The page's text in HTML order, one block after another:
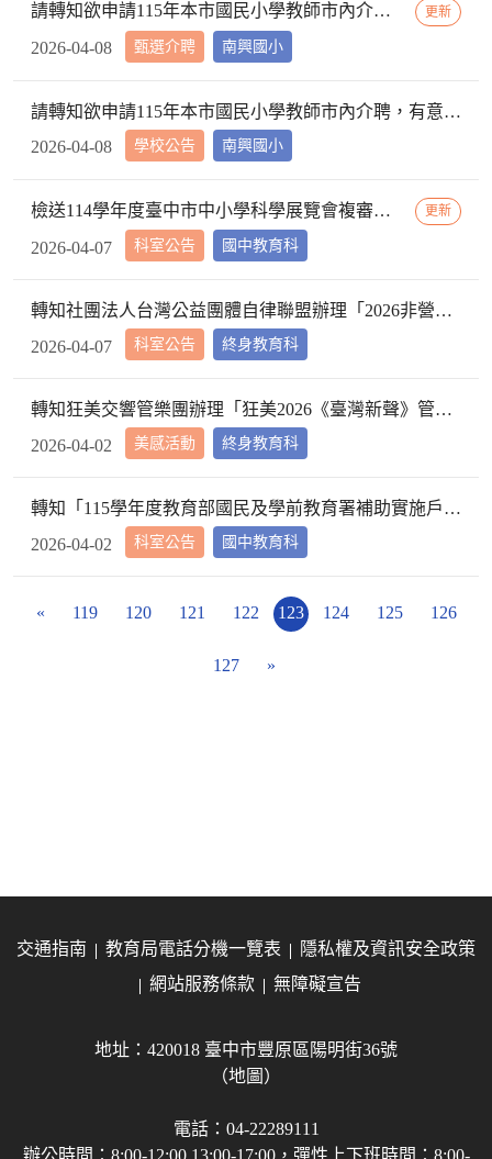
甄選介聘
請轉知欲申請115年本市國民小學教師市內介聘，有意願至北屯區南興國小服務之教師應知悉事項 更新
南興國小
2026-04-08
學校公告
請轉知欲申請115年本市國民小學教師市內介聘，有意願至北屯區南興國小服務之教師應知悉事項
南興國小
2026-04-08
科室公告
檢送114學年度臺中市中小學科學展覽會複審名單及說明會流程表，請查照。 更新
國中教育科
2026-04-07
科室公告
轉知社團法人台灣公益團體自律聯盟辦理「2026非營利組織財務管理系列工作坊」活動資訊，本案部分屬收費性質，請本權責辦理。
終身教育科
2026-04-07
美感活動
轉知狂美交響管樂團辦理「狂美2026《臺灣新聲》管樂作曲大賽」資訊，請查照。
終身教育科
2026-04-02
科室公告
轉知「115學年度教育部國民及學前教育署補助實施戶外教育與海洋教育計畫」及課程實施場域參考說明各1份，詳如說明，請查照。
國中教育科
2026-04-02
« 119 120 121 122 123 124 125 126
127 »
交通指南 教育局電話分機一覽表
隱私權及資訊安全政策
網站服務條款
無障礙宣告
地址：420018 臺中市豐原區陽明街36號
（地圖）
電話：04-22289111